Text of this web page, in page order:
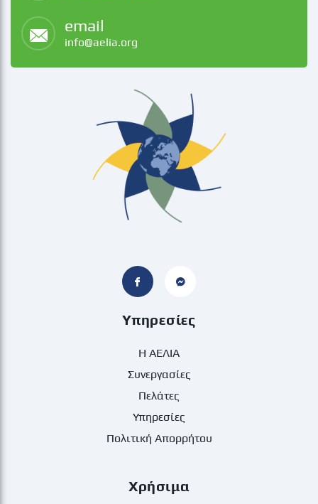
email
info@aelia.org
Υπηρεσίες
Η ΑΕΛΙΑ
Συνεργασίες
Πελάτες
Υπηρεσίες
Πολιτική Απορρήτου
Χρήσιμα